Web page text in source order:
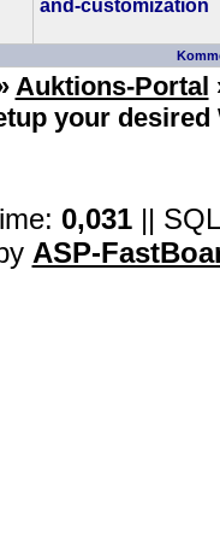
and-customization
Auktions-Portal
your
0,031||
ASP-